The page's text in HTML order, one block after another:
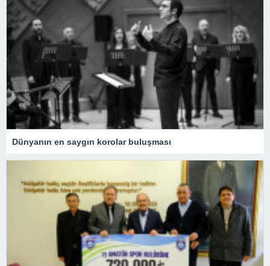
Dünyanın en saygın korolar buluşması